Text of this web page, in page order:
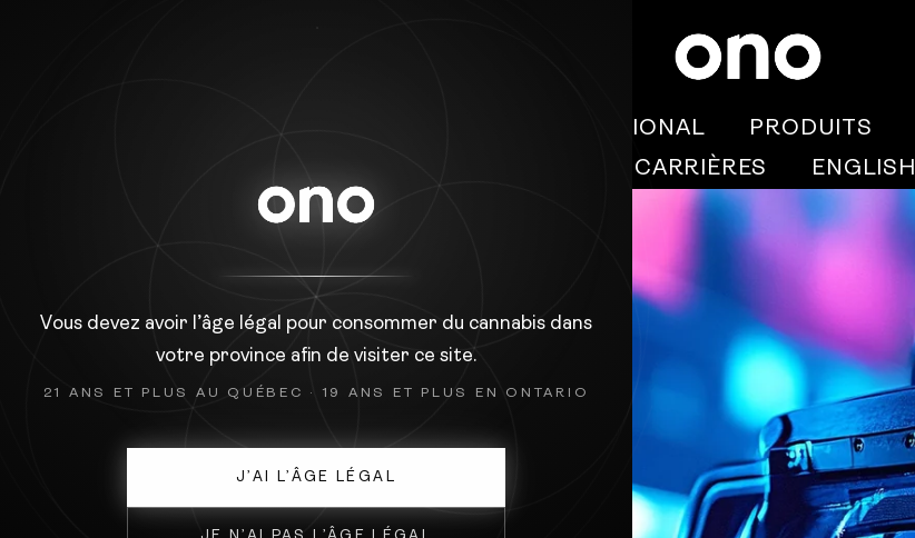
Vous devez avoir l’âge légal pour consommer du cannabis dans
votre province afin de visiter ce site.
21 ANS ET PLUS AU QUÉBEC · 19 ANS ET PLUS EN ONTARIO
J’AI L’ÂGE LÉGAL
NOS GÉNÉTIQUES INTERNATIONAL PRODUITS
CARRIÈRES ENGLISH